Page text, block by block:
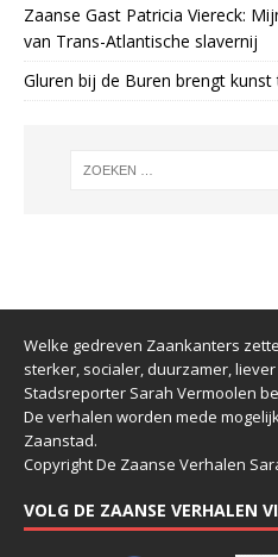
Zaanse Gast Patricia Viereck:
van Trans-Atlantische slavernij
Gluren bij de Buren brengt
Welke gedreven Zaankanters
sterker, socialer, duurzamer,
Stadsreporter Sarah Vermoolen
De verhalen worden mede
Zaanstad.
Copyright De Zaanse Verhalen
VOLG DE ZAANSE VERHALEN